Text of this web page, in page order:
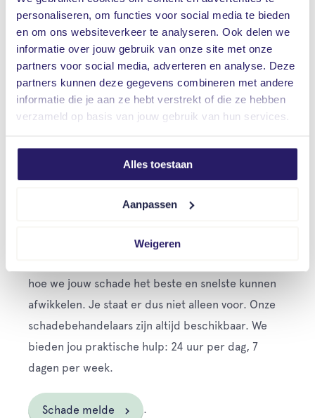
personaliseren, om functies voor social media te bieden
en om ons websiteverkeer te analyseren. Ook delen we
informatie over jouw gebruik van onze site met onze
partners voor social media, adverteren en analyse. Deze
partners kunnen deze gegevens combineren met andere
informatie die je aan ze hebt verstrekt of die ze hebben
verzameld op basis van jouw gebruik van hun services.
Alles toestaan
Aanpassen
Weigeren
Rechtsbijstandverzekering
Let op
: voor e-bikes verzekerd vanaf 1 maart 2024 geldt
een tweede-slotverplichting. Dit moet een ART-
goedgekeurd slot zijn met minimaal 2 sterren. Een
insteekketting in het ringslot telt niet mee. Of dit voor jou
geldt, vind je op jouw polisblad.
Persoonlijke begeleiding
bij schade
Als er schade is, gaan onze schadebehandelaars
hoe we jouw schade het beste en snelste kunnen
afwikkelen. Je staat er dus niet alleen voor. Onze
schadebehandelaars zijn altijd beschikbaar. We
bieden jou praktische hulp: 24 uur per dag, 7
dagen per week.
Schade melde .